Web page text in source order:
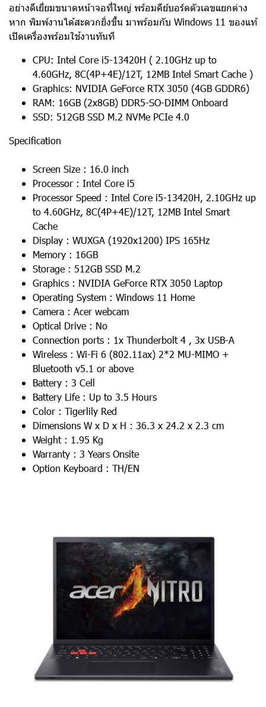
อย่างดีเยี่ยมขนาดหน้าจอที่ใหญ่ พร้อมคีย์บอร์ดตัวเลขแยกต่าง
หาก พิมพ์งานได้สะดวกยิ่งขึ้น มาพร้อมกับ Windows 11 ของแท้
เปิดเครื่องพร้อมใช้งานทันที
CPU: Intel Core i5-13420H ( 2.10GHz up to
4.60GHz, 8C(4P+4E)/12T, 12MB Intel Smart Cache )
Graphics: NVIDIA GeForce RTX 3050 (4GB GDDR6)
RAM: 16GB (2x8GB) DDR5-SO-DIMM Onboard
SSD: 512GB SSD M.2 NVMe PCIe 4.0
Specification
Screen Size : 16.0 inch
Processor : Intel Core i5
Processor Speed : Intel Core i5-13420H, 2.10GHz up
to 4.60GHz, 8C(4P+4E)/12T, 12MB Intel Smart
Cache
Display : WUXGA (1920x1200) IPS 165Hz
Memory : 16GB
Storage : 512GB SSD M.2
Graphics : NVIDIA GeForce RTX 3050 Laptop
Operating System : Windows 11 Home
Camera : Acer webcam
Optical Drive : No
Connection ports : 1x Thunderbolt 4 , 3x USB-A
Wireless : Wi-Fi 6 (802.11ax) 2*2 MU-MIMO +
Bluetooth v5.1 or above
Battery : 3 Cell
Battery Life : Up to 3.5 Hours
Color : Tigerlily Red
Dimensions W x D x H : 36.3 x 24.2 x 2.3 cm
Weight : 1.95 Kg
Warranty : 3 Years Onsite
Option Keyboard : TH/EN